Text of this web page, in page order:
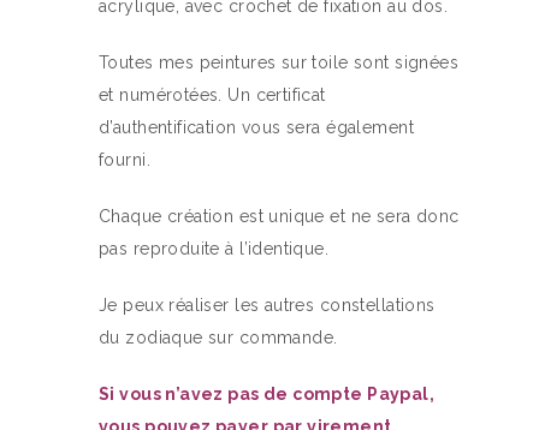
acrylique, avec crochet de fixation au dos.
Toutes mes peintures sur toile sont signées
et numérotées. Un certificat
d’authentification vous sera également
fourni.
Chaque création est unique et ne sera donc
pas reproduite à l’identique.
Je peux réaliser les autres constellations
du zodiaque sur commande.
Si vous n’avez pas de compte Paypal,